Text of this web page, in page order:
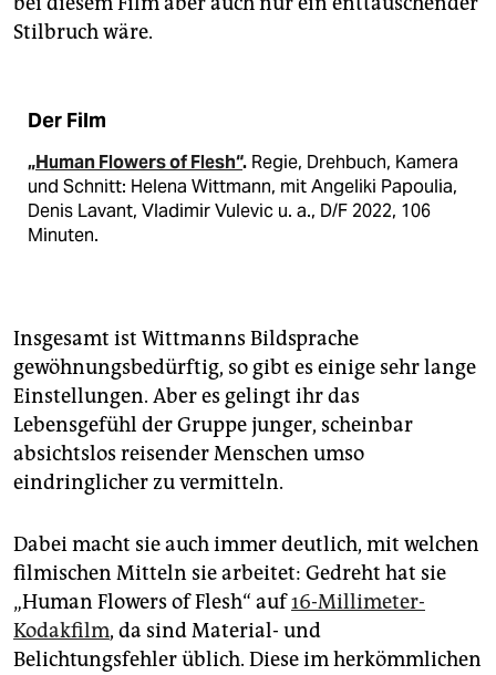
Stilbruch wäre.
Der Film
„Human Flowers of Flesh“. Regie, Drehbuch, Kamera
und Schnitt: Helena Wittmann, mit Angeliki Papoulia,
Denis Lavant, Vladimir Vulevic u. a., D/F 2022, 106
Minuten.
Insgesamt ist Wittmanns Bildsprache
gewöhnungsbedürftig, so gibt es einige sehr lange
Einstellungen. Aber es gelingt ihr das
Lebensgefühl der Gruppe junger, scheinbar
absichtslos reisender Menschen umso
eindringlicher zu vermitteln.
Dabei macht sie auch immer deutlich, mit welchen
filmischen Mitteln sie arbeitet: Gedreht hat sie
„Human Flowers of Flesh“ auf16-Millimeter-
Kodakfilm, da sind Material- und
Belichtungsfehler üblich. Diese im herkömmlichen